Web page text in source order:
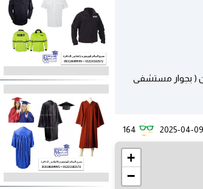
( بجوار مستشفى
2025-04-09
164
+
−